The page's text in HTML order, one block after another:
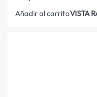
Añadir al carritoVISTA